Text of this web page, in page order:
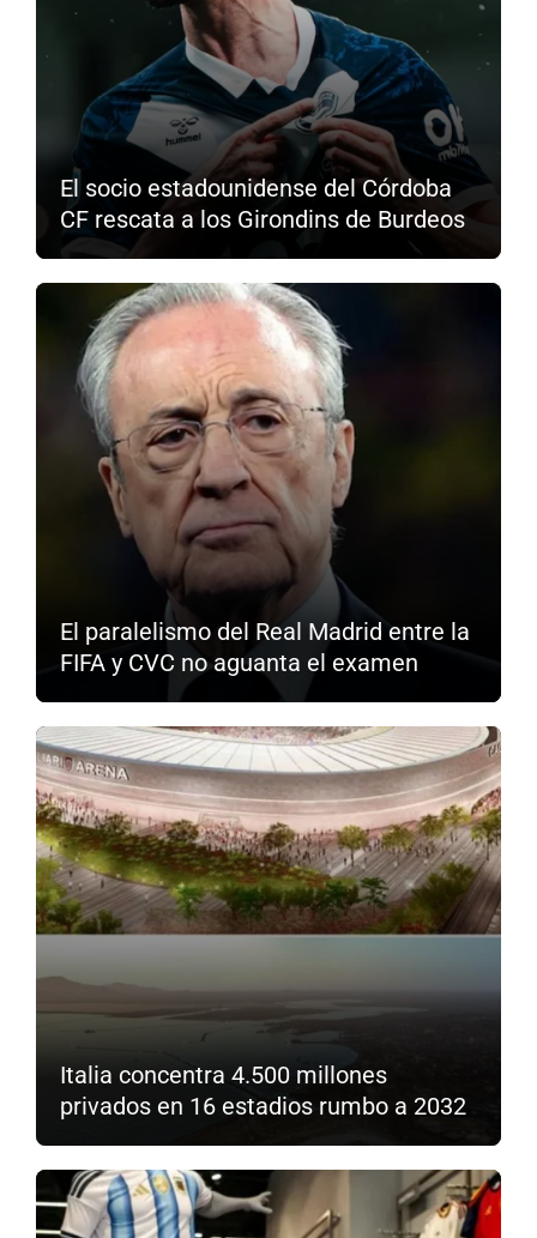
El socio estadounidense del Córdoba
CF rescata a los Girondins de Burdeos
El paralelismo del Real Madrid entre la
FIFA y CVC no aguanta el examen
Italia concentra 4.500 millones
privados en 16 estadios rumbo a 2032